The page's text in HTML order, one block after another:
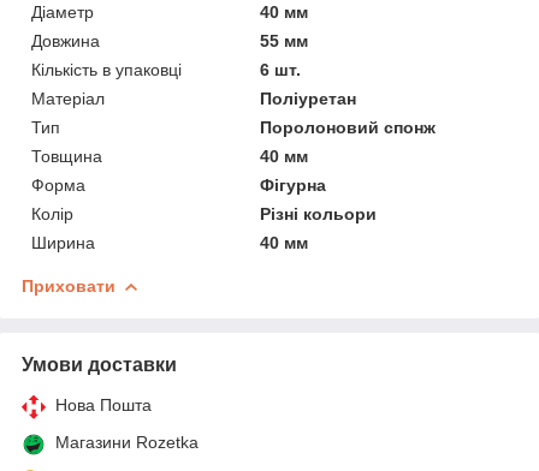
Діаметр
40 мм
Довжина
55 мм
Кількість в упаковці
6 шт.
Матеріал
Поліуретан
Тип
Поролоновий спонж
Товщина
40 мм
Форма
Фігурна
Колір
Різні кольори
Ширина
40 мм
Приховати
Умови доставки
Нова Пошта
Магазини Rozetka